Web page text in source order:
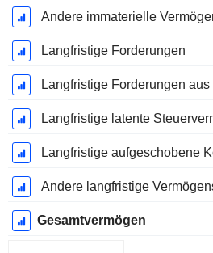
Andere immaterielle
Langfristige Forderungen
Langfristige Forderungen
Langfristige latente
Langfristige aufgeschobene
Andere langfristige
Gesamtvermögen